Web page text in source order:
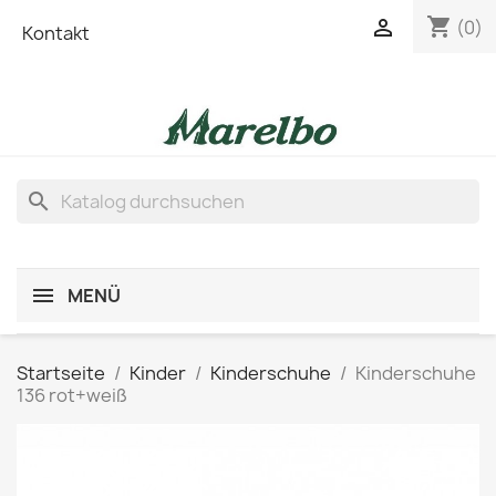
Kontakt shopping_cart (0)

search
MENÜ
Startseite Kinder Kinderschuhe
Kinderschuhe
136 rot+weiß